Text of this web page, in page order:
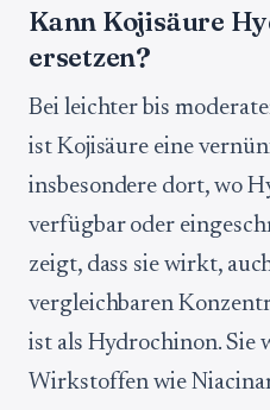
Kann Kojisäure
ersetzen?
Bei leichter bis
ist Kojisäure eine
insbesondere dort, wo
verfügbar oder
zeigt, dass sie wirkt,
vergleichbaren
ist als Hydrochinon. Sie
Wirkstoffen wie